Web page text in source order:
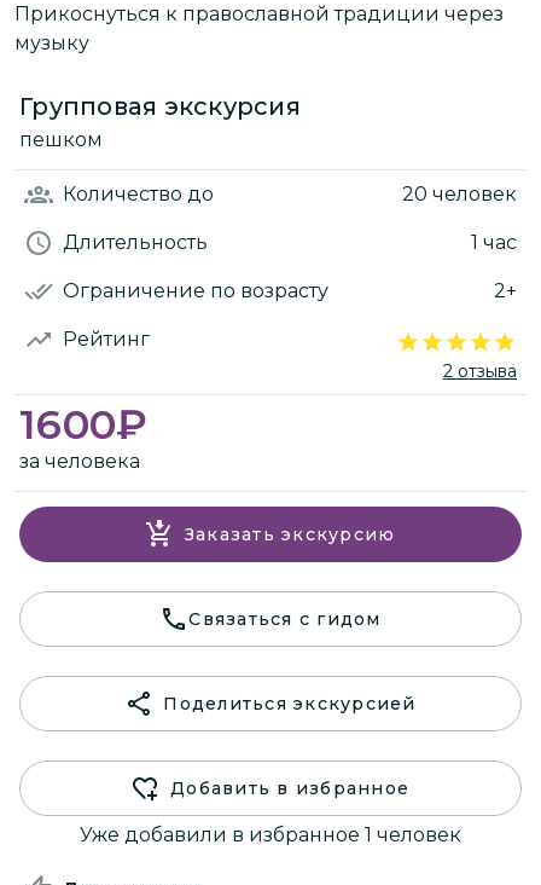
Прикоснуться к православной традиции через
музыку
Групповая экскурсия
пешком
Количество до 20 человек
Длительность 1 час
Ограничение по возрасту 2+
Рейтинг
2 отзыва
1600₽
за человека
Заказать экскурсию
Связаться с гидом
Поделиться экскурсией
Добавить в избранное
Уже добавили в избранное 1 человек